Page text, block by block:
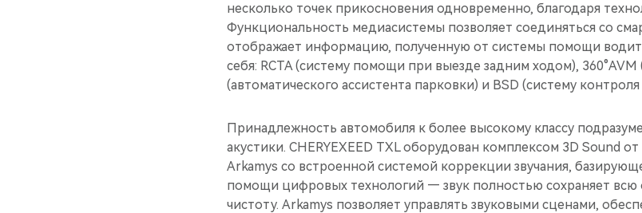
несколько точек прикосновения одновременно, благодаря
Функциональность медиасистемы позволяет соединяться cо
отображает информацию, полученную от системы помощи
себя: RCTA (систему помощи при выезде задним ходом), 360°AVM
(автоматического ассистента парковки) и BSD (систему
Принадлежность автомобиля к более высокому классу
акустики. CHERYEXEED TXL оборудован комплексом 3D Sound
Arkamys со встроенной системой коррекции звучания,
помощи цифровых технологий — звук полностью сохраняет всю
чистоту. Arkamys позволяет управлять звуковыми сценами,